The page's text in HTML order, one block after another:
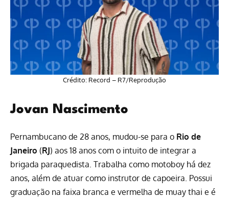
Crédito: Record – R7/Reprodução
Jovan Nascimento
Pernambucano de 28 anos, mudou-se para o Rio de
Janeiro (RJ) aos 18 anos com o intuito de integrar a
brigada paraquedista. Trabalha como motoboy há dez
anos, além de atuar como instrutor de capoeira. Possui
graduação na faixa branca e vermelha de muay thai e é